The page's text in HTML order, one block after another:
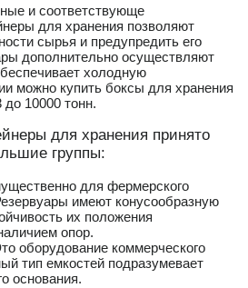
и соответствующе
для хранения позволяют
сырья и предупредить его
дополнительно осуществляют
холодную
можно купить боксы для хранения
до 10000 тонн.
для хранения принято
группы:
для фермерского
имеют конусообразную
их положения
опор.
оборудование коммерческого
тип емкостей подразумевает
основания.